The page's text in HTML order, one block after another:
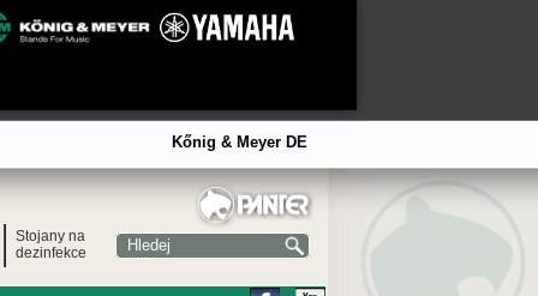
Kőnig & Meyer DE
Stojany na
dezinfekce